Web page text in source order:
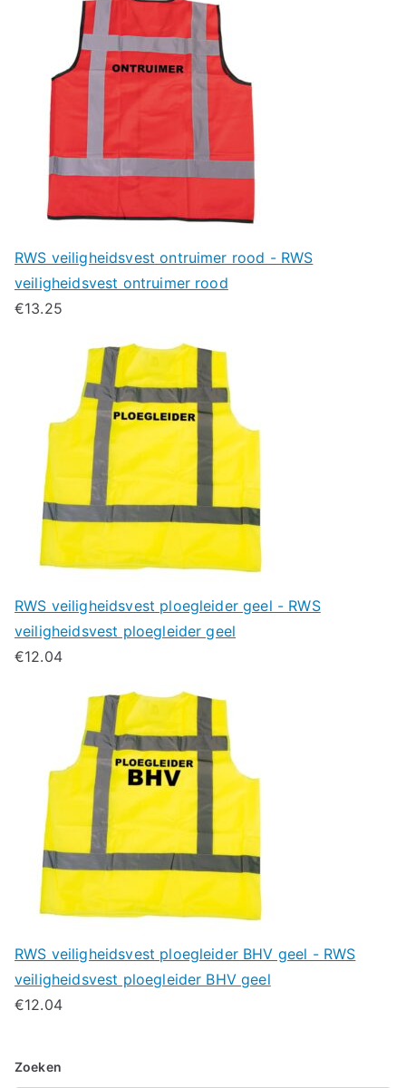
RWS veiligheidsvest ontruimer rood - RWS
veiligheidsvest ontruimer rood
€13.25
RWS veiligheidsvest ploegleider geel - RWS
veiligheidsvest ploegleider geel
€12.04
RWS veiligheidsvest ploegleider BHV geel - RWS
veiligheidsvest ploegleider BHV geel
€12.04
Zoeken